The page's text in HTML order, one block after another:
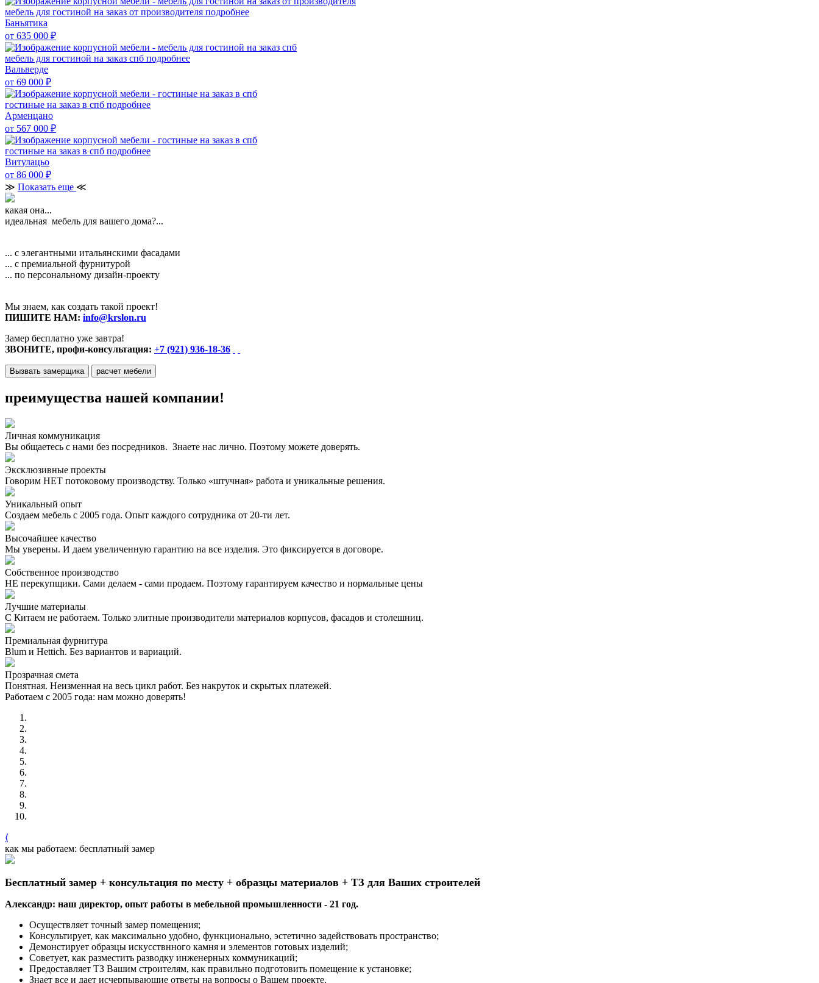
мебель для гостиной на заказ от производителя подробнее
Баньятика
от 635 000 ₽
мебель для гостиной на заказ спб подробнее
Вальверде
от 69 000 ₽
гостиные на заказ в спб подробнее
Арменцано
от 567 000 ₽
гостиные на заказ в спб подробнее
Витулацьо
от 86 000 ₽
≫ Показать еще ≪
какая она...
идеальная мебель для вашего дома?...
... с элегантными итальянскими фасадами
... с премиальной фурнитурой
... по персональному дизайн-проекту
Мы знаем, как создать такой проект!
ПИШИТЕ НАМ: info@krslon.ru
Замер бесплатно уже завтра!
ЗВОНИТЕ, профи-консультация: +7 (921) 936-18-36
Вызвать замерщика расчет мебели
преимущества нашей компании!
Личная коммуникация
Вы общаетесь с нами без посредников. Знаете нас лично. Поэтому можете доверять.
Эксклюзивные проекты
Говорим НЕТ потоковому производству. Только «штучная» работа и уникальные решения.
Уникальный опыт
Создаем мебель с 2005 года. Опыт каждого сотрудника от 20-ти лет.
Высочайшее качество
Мы уверены. И даем увеличенную гарантию на все изделия. Это фиксируется в договоре.
Собственное производство
НЕ перекупщики. Сами делаем - сами продаем. Поэтому гарантируем качество и нормальные цены
Лучшие материалы
С Китаем не работаем. Только элитные производители материалов корпусов, фасадов и столешниц.
Премиальная фурнитура
Blum и Hettich. Без вариантов и вариаций.
Прозрачная смета
Понятная. Неизменная на весь цикл работ. Без накруток и скрытых платежей.
Работаем с 2005 года: нам можно доверять!
⟨
как мы работаем: бесплатный замер
Бесплатный замер + консультация по месту + образцы материалов + ТЗ для Ваших строителей
Александр: наш директор, опыт работы в мебельной промышленности - 21 год.
Осуществляет точный замер помещения;
Консультирует, как максимально удобно, функционально, эстетично задействовать пространство;
Демонстирует образцы искусствнного камня и элементов готовых изделий;
Советует, как разместить разводку инженерных коммуникаций;
Предоставляет ТЗ Вашим строителям, как правильно подготовить помещение к установке;
Знает все и дает исчерпывающие ответы на вопросы о Вашем проекте.